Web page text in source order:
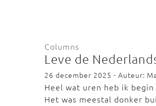
Columns
Leve de
26 december 2025 - Auteur:
Heel wat uren heb ik
Het was meestal donker